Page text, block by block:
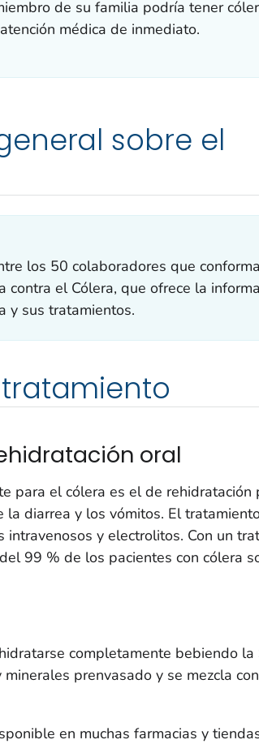
de su familia podría tener
médica de inmediato.
sobre el
los 50 colaboradores que
contra el Cólera, que ofrece la
y sus tratamientos.
oral
para el cólera es el de rehidratación
diarrea y los vómitos. El
intravenosos y electrolitos. Con un
99 % de los pacientes con cólera
completamente bebiendo la
prenvasado y se mezcla
en muchas farmacias y